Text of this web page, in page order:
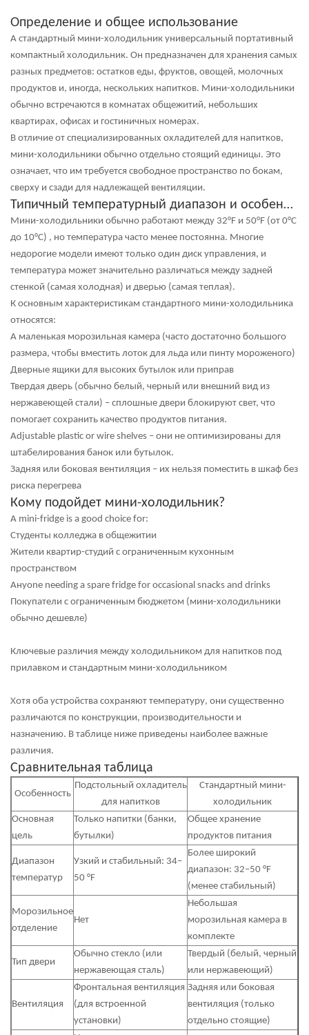
Определение и общее использование
А стандартный мини-холодильник универсальный портативный
компактный холодильник. Он предназначен для хранения самых
разных предметов: остатков еды, фруктов, овощей, молочных
продуктов и, иногда, нескольких напитков. Мини-холодильники
обычно встречаются в комнатах общежитий, небольших
квартирах, офисах и гостиничных номерах.
В отличие от специализированных охладителей для напитков,
мини-холодильники обычно отдельно стоящий единицы. Это
означает, что им требуется свободное пространство по бокам,
сверху и сзади для надлежащей вентиляции.
Типичный температурный диапазон и особенности
Мини-холодильники обычно работают между 32°F и 50°F (от 0°C
до 10°C) , но температура часто менее постоянна. Многие
недорогие модели имеют только один диск управления, и
температура может значительно различаться между задней
стенкой (самая холодная) и дверью (самая теплая).
К основным характеристикам стандартного мини-холодильника
относятся:
А маленькая морозильная камера (часто достаточно большого
размера, чтобы вместить лоток для льда или пинту мороженого)
Дверные ящики для высоких бутылок или приправ
Твердая дверь (обычно белый, черный или внешний вид из
нержавеющей стали) – сплошные двери блокируют свет, что
помогает сохранить качество продуктов питания.
Аdjustable plastic or wire shelves – они не оптимизированы для
штабелирования банок или бутылок.
Задняя или боковая вентиляция – их нельзя поместить в шкаф без
риска перегрева
Кому подойдет мини-холодильник?
А mini-fridge is a good choice for:
Студенты колледжа в общежитии
Жители квартир-студий с ограниченным кухонным
пространством
Анyone needing a spare fridge for occasional snacks and drinks
Покупатели с ограниченным бюджетом (мини-холодильники
обычно дешевле)
Ключевые различия между холодильником для напитков под
прилавком и стандартным мини-холодильником
Хотя оба устройства сохраняют температуру, они существенно
различаются по конструкции, производительности и
назначению. В таблице ниже приведены наиболее важные
различия.
Сравнительная таблица
Особенность
Подстольный охладитель
для напитков
Стандартный мини-
холодильник
Основная
цель
Только напитки (банки,
бутылки)
Общее хранение
продуктов питания
Диапазон
температур
Узкий и стабильный: 34–
50 °F
Более широкий
диапазон: 32–50 °F
(менее стабильный)
Морозильное
отделение
Нет
Небольшая
морозильная камера в
комплекте
Тип двери
Обычно стекло (или
нержавеющая сталь)
Твердый (белый, черный
или нержавеющий)
Вентиляция
Фронтальная вентиляция
(для встроенной
установки)
Задняя или боковая
вентиляция (только
отдельно стоящие)